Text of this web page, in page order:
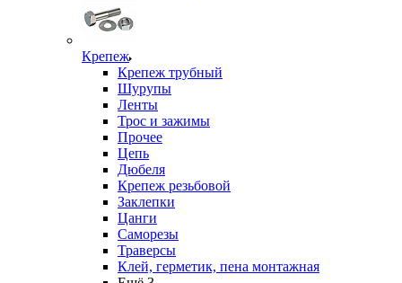
Крепеж
Крепеж трубный
Шурупы
Ленты
Трос и зажимы
Прочее
Цепь
Дюбеля
Крепеж резьбовой
Заклепки
Цанги
Саморезы
Траверсы
Клей, герметик, пена монтажная